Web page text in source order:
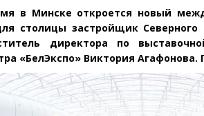
в Минске откроется новый
столицы застройщик
директора по
«БелЭкспо» Виктория Агафонова.